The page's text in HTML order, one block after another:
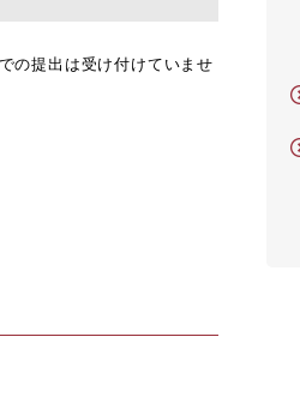
の提出は受け付けていませ